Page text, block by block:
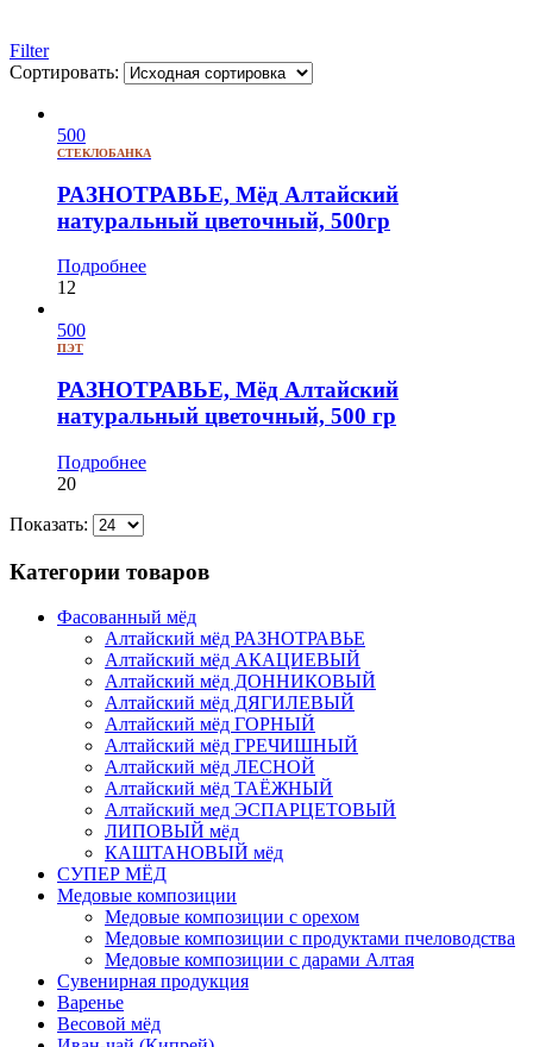
Filter
Сортировать:
500
СТЕКЛОБАНКА
РАЗНОТРАВЬЕ, Мёд Алтайский
натуральный цветочный, 500гр
Подробнее
12
500
ПЭТ
РАЗНОТРАВЬЕ, Мёд Алтайский
натуральный цветочный, 500 гр
Подробнее
20
Показать:
Категории товаров
Фасованный мёд
Алтайский мёд РАЗНОТРАВЬЕ
Алтайский мёд АКАЦИЕВЫЙ
Алтайский мёд ДОННИКОВЫЙ
Алтайский мёд ДЯГИЛЕВЫЙ
Алтайский мёд ГОРНЫЙ
Алтайский мёд ГРЕЧИШНЫЙ
Алтайский мёд ЛЕСНОЙ
Алтайский мёд ТАЁЖНЫЙ
Алтайский мед ЭСПАРЦЕТОВЫЙ
ЛИПОВЫЙ мёд
КАШТАНОВЫЙ мёд
СУПЕР МЁД
Медовые композиции
Медовые композиции с орехом
Медовые композиции с продуктами пчеловодства
Медовые композиции с дарами Алтая
Сувенирная продукция
Варенье
Весовой мёд